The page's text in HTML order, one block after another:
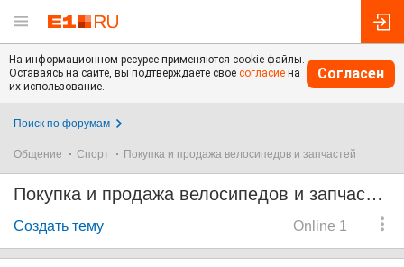
На информационном ресурсе применяются cookie-файлы.
Оставаясь на сайте, вы подтверждаете свое согласие на
их использование.
Согласен
Поиск по форумам
Общение Спорт Покупка и продажа велосипедов и запчастей
Покупка и продажа велосипедов и запчастей
Online 1
Создать тему